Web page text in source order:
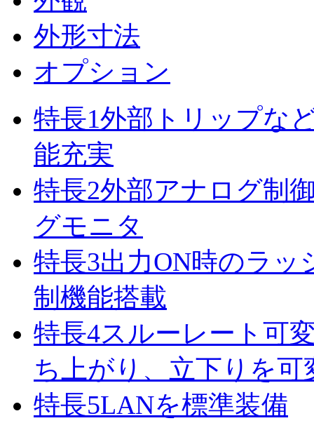
外形寸法
オプション
特長1外部トリップな
能充実
特長2外部アナログ制
グモニタ
特長3出力ON時のラッ
制機能搭載
特長4スルーレート可
ち上がり、立下りを可
特長5LANを標準装備